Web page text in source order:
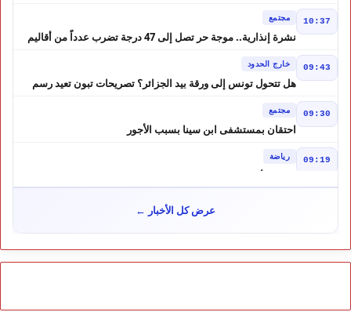
10:37 مجتمع
نشرة إنذارية.. موجة حر تصل إلى 47 درجة تضرب عدداً من أقاليم
09:43 خارج الحدود
هل تتحول تونس إلى ورقة بيد الجزائر؟ تصريحات تبون تعيد رسم
09:30 مجتمع
احتقان بمستشفى ابن سينا بسبب الأجور
09:19 رياضة
لبؤات الأطلس إلى ربع النهائي في الصدارة
كيف تحولت إشاعة إلى موجة هجرة ؟ حكم المحكمة العليا الإسبانية
أشعل أزمة سبتة
10:46 مجتمع
عرض كل الأخبار ←